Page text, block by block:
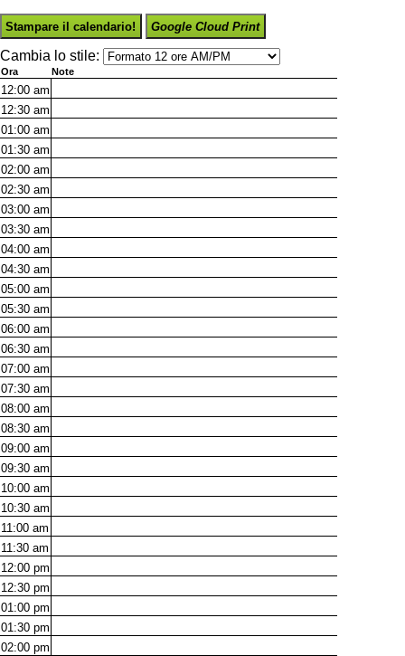
Stampare il calendario! Google Cloud Print
Cambia lo stile:
Ora Note
12:00 am
12:30 am
01:00 am
01:30 am
02:00 am
02:30 am
03:00 am
03:30 am
04:00 am
04:30 am
05:00 am
05:30 am
06:00 am
06:30 am
07:00 am
07:30 am
08:00 am
08:30 am
09:00 am
09:30 am
10:00 am
10:30 am
11:00 am
11:30 am
12:00 pm
12:30 pm
01:00 pm
01:30 pm
02:00 pm